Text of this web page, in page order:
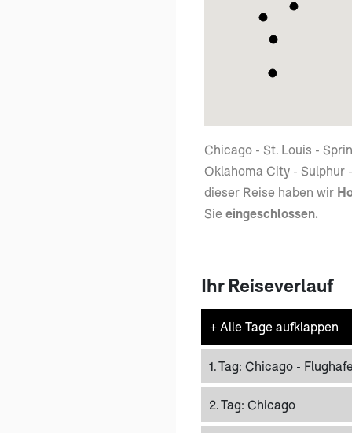
Chicago - St. Louis -
Oklahoma City - Sulphur
dieser Reise haben wir
Sie eingeschlossen.
Ihr Reiseverlauf
+ Alle Tage aufklappen
1. Tag: Chicago -
2. Tag: Chicago